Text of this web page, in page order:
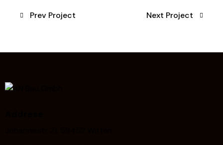
Prev Project Next Project